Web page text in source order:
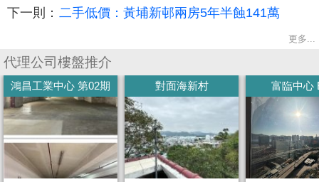
下一則： 二手低價：黃埔新邨兩房5年半蝕141萬
更多...
代理公司樓盤推介
鴻昌工業中心 第02期 對面海新村 富臨中心